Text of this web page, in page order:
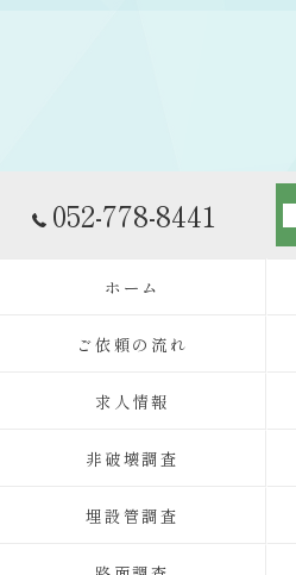
052-778-8441
ホーム
ご依頼の流れ
求人情報
非破壊調査
埋設管調査